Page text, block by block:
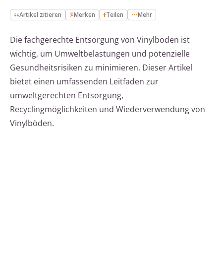
Artikel zitieren Merken Teilen Mehr
Die fachgerechte Entsorgung von Vinylboden ist
wichtig, um Umweltbelastungen und potenzielle
Gesundheitsrisiken zu minimieren. Dieser Artikel
bietet einen umfassenden Leitfaden zur
umweltgerechten Entsorgung,
Recyclingmöglichkeiten und Wiederverwendung von
Vinylböden.